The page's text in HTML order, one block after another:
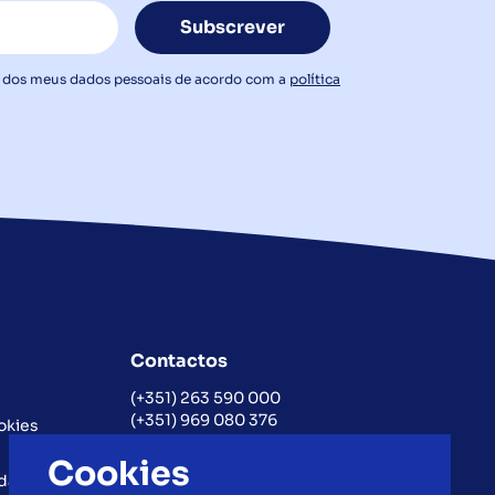
Subscrever
meus dados pessoais de acordo com a política
Contactos
(+351) 263 590 000
(+351) 969 080 376
geral@promartur.pt
Cookies